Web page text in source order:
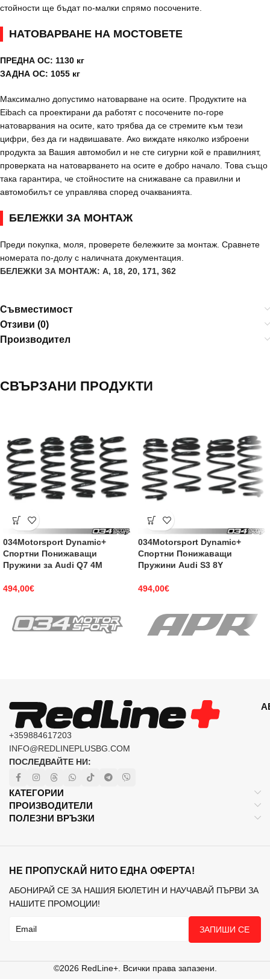
стойности ще бъдат по-малки спрямо посочените.
НАТОВАРВАНЕ НА МОСТОВЕТЕ
ПРЕДНА ОС: 1130 кг
ЗАДНА ОС: 1055 кг
Максимално допустимо натоварване на осите. Продуктите на
Eibach са проектирани да работят с посочените по-горе
натоварвания на осите, като трябва да се стремите към тези
цифри, без да ги надвишавате. Ако виждате няколко изброени
продукта за Вашия автомобил и не сте сигурни кой е правилният,
проверката на натоварването на осите е добро начало. Това също
така гарантира, че стойностите на снижаване са правилни и
автомобилът се управлява според очакванията.
БЕЛЕЖКИ ЗА МОНТАЖ
Преди покупка, моля, проверете бележките за монтаж. Сравнете
номерата по-долу с наличната документация.
БЕЛЕЖКИ ЗА МОНТАЖ: A, 18, 20, 171, 362
Съвместимост
Отзиви (0)
Производител
СВЪРЗАНИ ПРОДУКТИ
034Motorsport Dynamic+
Спортни Понижаващи
Пружини за Audi Q7 4M
494,00€
034Motorsport Dynamic+
Спортни Понижаващи
Пружини Audi S3 8Y
494,00€
+359884617203
INFO@REDLINEPLUSBG.COM
ПОСЛЕДВАЙТЕ НИ:
КАТЕГОРИИ
ПРОИЗВОДИТЕЛИ
ПОЛЕЗНИ ВРЪЗКИ
НЕ ПРОПУСКАЙ НИТО ЕДНА ОФЕРТА!
АБОНИРАЙ СЕ ЗА НАШИЯ БЮЛЕТИН И НАУЧАВАЙ ПЪРВИ ЗА
НАШИТЕ ПРОМОЦИИ!
ЗАПИШИ СЕ
©2026 RedLine+. Всички права запазени.